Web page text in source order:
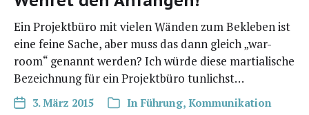
Ein Pro­jekt­bü­ro mit vie­len Wän­den zum Bekle­ben ist
eine fei­ne Sache, aber muss das dann gleich „war-
room“ genannt wer­den? Ich wür­de die­se mar­tia­li­sche
Bezeich­nung für ein Pro­jekt­bü­ro tunlichst…
3. März 2015 In Führung, Kommunikation